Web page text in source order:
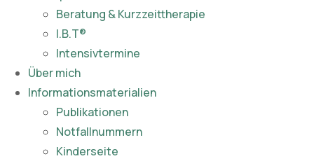
Beratung & Kurzzeittherapie
I.B.T®
Intensivtermine
Über mich
Informationsmaterialien
Publikationen​
Notfallnummern
Kinderseite